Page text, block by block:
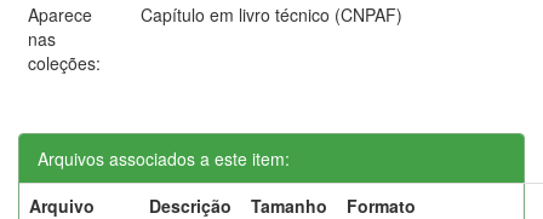
Aparece
nas
coleções:
Capítulo em livro técnico (CNPAF)
Arquivos associados a este item:
Arquivo
Descrição Tamanho
Formato